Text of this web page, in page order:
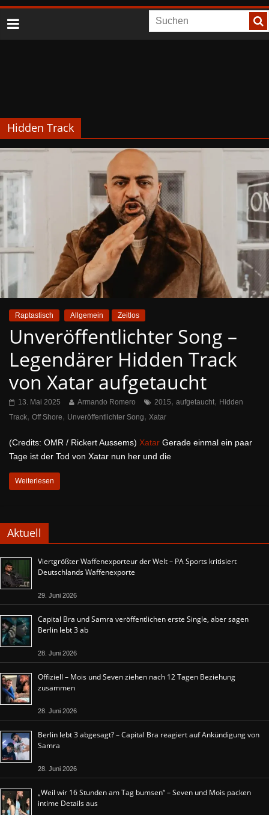
Hidden Track
Raptastisch Allgemein Zeitlos
Unveröffentlichter Song –
Legendärer Hidden Track
von Xatar aufgetaucht
13. Mai 2025 Armando Romero 2015, aufgetaucht, Hidden
Track, Off Shore, Unveröffentlichter Song, Xatar
(Credits: OMR / Rickert Aussems) Xatar Gerade einmal ein paar
Tage ist der Tod von Xatar nun her und die
Weiterlesen
Aktuell
Viertgrößter Waffenexporteur der Welt – PA Sports kritisiert
Deutschlands Waffenexporte
29. Juni 2026
Capital Bra und Samra veröffentlichen erste Single, aber sagen
Berlin lebt 3 ab
28. Juni 2026
Offiziell – Mois und Seven ziehen nach 12 Tagen Beziehung
zusammen
28. Juni 2026
Berlin lebt 3 abgesagt? – Capital Bra reagiert auf Ankündigung von
Samra
28. Juni 2026
„Weil wir 16 Stunden am Tag bumsen“ – Seven und Mois packen
intime Details aus